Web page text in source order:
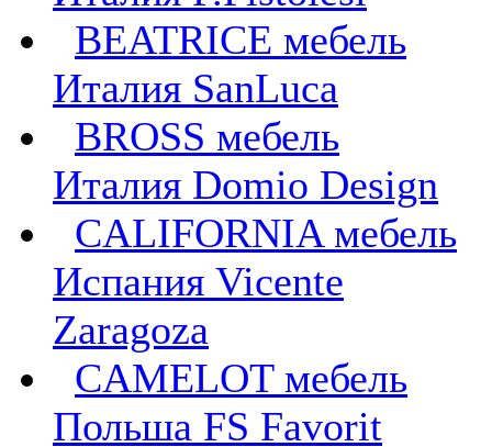
BEATRICE мебель
Италия SanLuca
BROSS мебель
Италия Domio Design
CALIFORNIA мебель
Испания Vicente
Zaragoza
CAMELOT мебель
Польша FS Favorit